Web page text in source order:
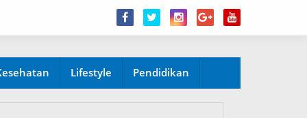
Lifestyle Pendidikan